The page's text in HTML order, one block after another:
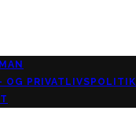
OG PRIVATLIVSPOLITIK